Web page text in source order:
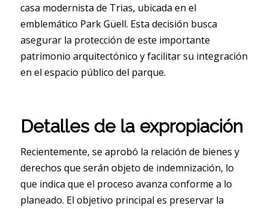
casa modernista de Trias, ubicada en el
emblemático Park Güell. Esta decisión busca
asegurar la protección de este importante
patrimonio arquitectónico y facilitar su integración
en el espacio público del parque.
Detalles de la expropiación
Recientemente, se aprobó la relación de bienes y
derechos que serán objeto de indemnización, lo
que indica que el proceso avanza conforme a lo
planeado. El objetivo principal es preservar la